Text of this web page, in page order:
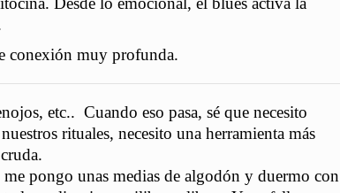
conexión muy profunda.
etc.. Cuando eso pasa, sé que necesito
rituales, necesito una herramienta más
pongo unas medias de algodón y duermo con